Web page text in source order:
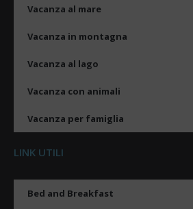
Vacanza al mare
Vacanza in montagna
Vacanza al lago
Vacanza con animali
Vacanza per famiglia
LINK UTILI
Bed and Breakfast